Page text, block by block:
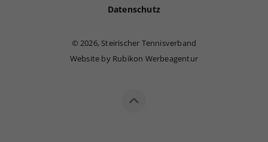
Datenschutz
©2026, Steirischer Tennisverband
Website by Rubikon Werbeagentur